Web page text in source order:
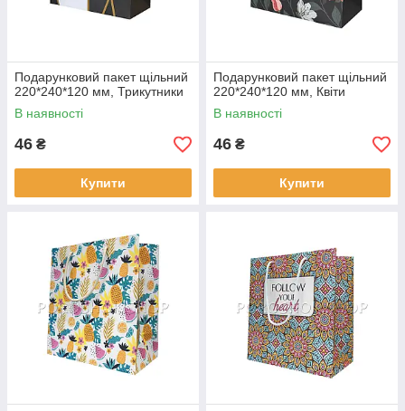
Подарунковий пакет щільний
220*240*120 мм, Трикутники
В наявності
46 ₴
Купити
Подарунковий пакет щільний
220*240*120 мм, Квіти
В наявності
46 ₴
Купити